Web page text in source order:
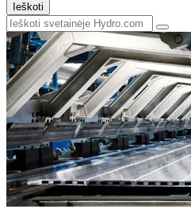
Ieškoti